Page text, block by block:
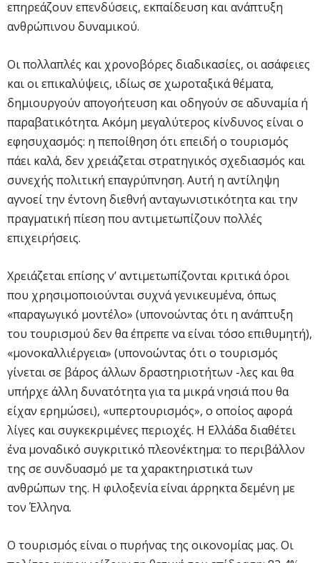
επηρεάζουν επενδύσεις, εκπαίδευση και ανάπτυξη
ανθρώπινου δυναμικού.
Οι πολλαπλές και χρονοβόρες διαδικασίες, οι ασάφειες
και οι επικαλύψεις, ιδίως σε χωροταξικά θέματα,
δημιουργούν απογοήτευση και οδηγούν σε αδυναμία ή
παραβατικότητα. Ακόμη μεγαλύτερος κίνδυνος είναι ο
εφησυχασμός: η πεποίθηση ότι επειδή ο τουρισμός
πάει καλά, δεν χρειάζεται στρατηγικός σχεδιασμός και
συνεχής πολιτική επαγρύπνηση. Αυτή η αντίληψη
αγνοεί την έντονη διεθνή ανταγωνιστικότητα και την
πραγματική πίεση που αντιμετωπίζουν πολλές
επιχειρήσεις.
Χρειάζεται επίσης ν’ αντιμετωπίζονται κριτικά όροι
που χρησιμοποιούνται συχνά γενικευμένα, όπως
«παραγωγικό μοντέλο» (υπονοώντας ότι η ανάπτυξη
του τουρισμού δεν θα έπρεπε να είναι τόσο επιθυμητή),
«μονοκαλλιέργεια» (υπονοώντας ότι ο τουρισμός
γίνεται σε βάρος άλλων δραστηριοτήτων -λες και θα
υπήρχε άλλη δυνατότητα για τα μικρά νησιά που θα
είχαν ερημώσει), «υπερτουρισμός», ο οποίος αφορά
λίγες και συγκεκριμένες περιοχές. Η Ελλάδα διαθέτει
ένα μοναδικό συγκριτικό πλεονέκτημα: το περιβάλλον
της σε συνδυασμό με τα χαρακτηριστικά των
ανθρώπων της. Η φιλοξενία είναι άρρηκτα δεμένη με
τον Έλληνα.
Ο τουρισμός είναι ο πυρήνας της οικονομίας μας. Οι